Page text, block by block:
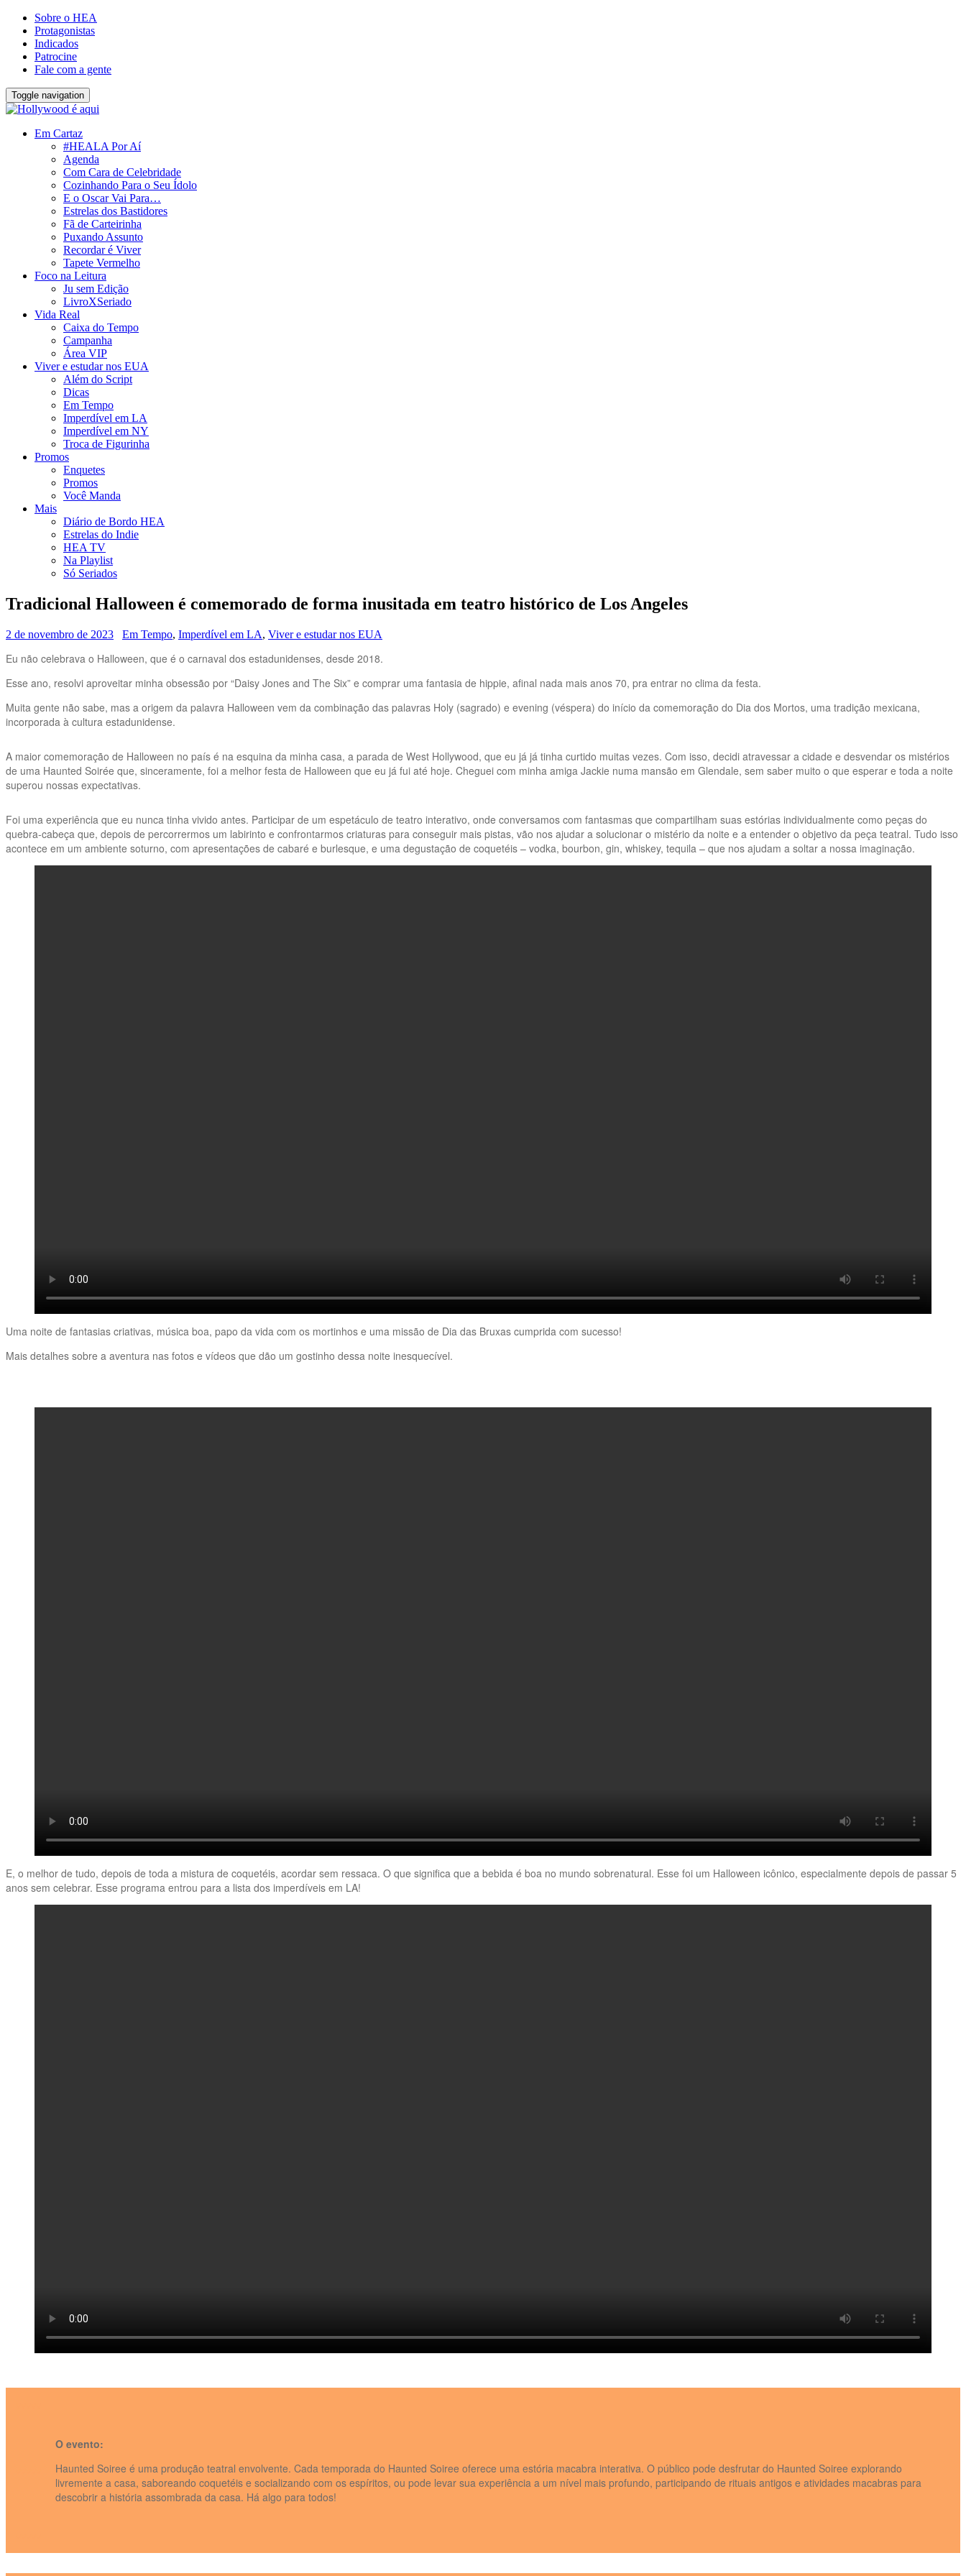
Sobre o HEA
Protagonistas
Indicados
Patrocine
Fale com a gente
Toggle navigation
Em Cartaz
#HEALA Por Aí
Agenda
Com Cara de Celebridade
Cozinhando Para o Seu Ídolo
E o Oscar Vai Para…
Estrelas dos Bastidores
Fã de Carteirinha
Puxando Assunto
Recordar é Viver
Tapete Vermelho
Foco na Leitura
Ju sem Edição
LivroXSeriado
Vida Real
Caixa do Tempo
Campanha
Área VIP
Viver e estudar nos EUA
Além do Script
Dicas
Em Tempo
Imperdível em LA
Imperdível em NY
Troca de Figurinha
Promos
Enquetes
Promos
Você Manda
Mais
Diário de Bordo HEA
Estrelas do Indie
HEA TV
Na Playlist
Só Seriados
Tradicional Halloween é comemorado de forma inusitada em teatro histórico de Los Angeles
2 de novembro de 2023 Em Tempo, Imperdível em LA, Viver e estudar nos EUA
Eu não celebrava o Halloween, que é o carnaval dos estadunidenses, desde 2018.
Esse ano, resolvi aproveitar minha obsessão por “Daisy Jones and The Six” e comprar uma fantasia de hippie, afinal nada mais anos 70, pra entrar no clima da festa.
Muita gente não sabe, mas a origem da palavra Halloween vem da combinação das palavras Holy (sagrado) e evening (véspera) do início da comemoração do Dia dos Mortos, uma tradição mexicana,
incorporada à cultura estadunidense.
A maior comemoração de Halloween no país é na esquina da minha casa, a parada de West Hollywood, que eu já já tinha curtido muitas vezes. Com isso, decidi atravessar a cidade e desvendar os mistérios
de uma Haunted Soirée que, sinceramente, foi a melhor festa de Halloween que eu já fui até hoje. Cheguei com minha amiga Jackie numa mansão em Glendale, sem saber muito o que esperar e toda a noite
superou nossas expectativas.
Foi uma experiência que eu nunca tinha vivido antes. Participar de um espetáculo de teatro interativo, onde conversamos com fantasmas que compartilham suas estórias individualmente como peças do
quebra-cabeça que, depois de percorrermos um labirinto e confrontarmos criaturas para conseguir mais pistas, vão nos ajudar a solucionar o mistério da noite e a entender o objetivo da peça teatral. Tudo isso
acontece em um ambiente soturno, com apresentações de cabaré e burlesque, e uma degustação de coquetéis – vodka, bourbon, gin, whiskey, tequila – que nos ajudam a soltar a nossa imaginação.
Uma noite de fantasias criativas, música boa, papo da vida com os mortinhos e uma missão de Dia das Bruxas cumprida com sucesso!
Mais detalhes sobre a aventura nas fotos e vídeos que dão um gostinho dessa noite inesquecível.
E, o melhor de tudo, depois de toda a mistura de coquetéis, acordar sem ressaca. O que significa que a bebida é boa no mundo sobrenatural. Esse foi um Halloween icônico, especialmente depois de passar 5
anos sem celebrar. Esse programa entrou para a lista dos imperdíveis em LA!
O evento:
Haunted Soiree é uma produção teatral envolvente. Cada temporada do Haunted Soiree oferece uma estória macabra interativa. O público pode desfrutar do Haunted Soiree explorando
livremente a casa, saboreando coquetéis e socializando com os espíritos, ou pode levar sua experiência a um nível mais profundo, participando de rituais antigos e atividades macabras para
descobrir a história assombrada da casa. Há algo para todos!